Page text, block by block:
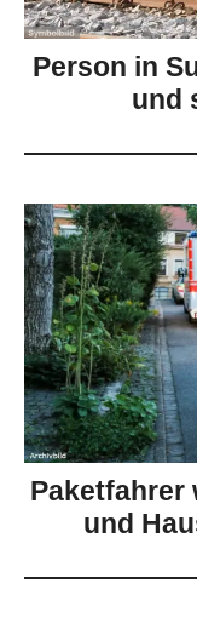
Person in
und
Paketfahrer
und